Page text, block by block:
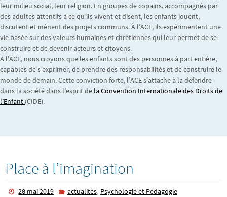
leur milieu social, leur religion. En groupes de copains, accompagnés par
des adultes attentifs à ce qu’ils vivent et disent, les enfants jouent,
discutent et mènent des projets communs. À l’ACE, ils expérimentent une
vie basée sur des valeurs humaines et chrétiennes qui leur permet de se
construire et de devenir acteurs et citoyens.
A l’ACE, nous croyons que les enfants sont des personnes à part entière,
capables de s’exprimer, de prendre des responsabilités et de construire le
monde de demain. Cette conviction forte, l’ACE s’attache à la défendre
dans la société dans l’esprit de la Convention Internationale des Droits de
l’Enfant (CIDE).
Place à l’imagination
28 mai 2019 actualités, Psychologie et Pédagogie